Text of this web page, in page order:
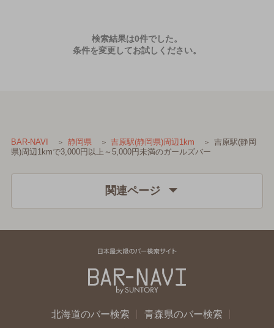
検索結果は0件でした。
条件を変更してお試しください。
BAR-NAVI 静岡県 吉原駅(静岡県)周辺1km
吉原駅(静岡
県)周辺1kmで3,000円以上～5,000円未満のガールズバー
関連ページ
北海道のバー検索
青森県のバー検索